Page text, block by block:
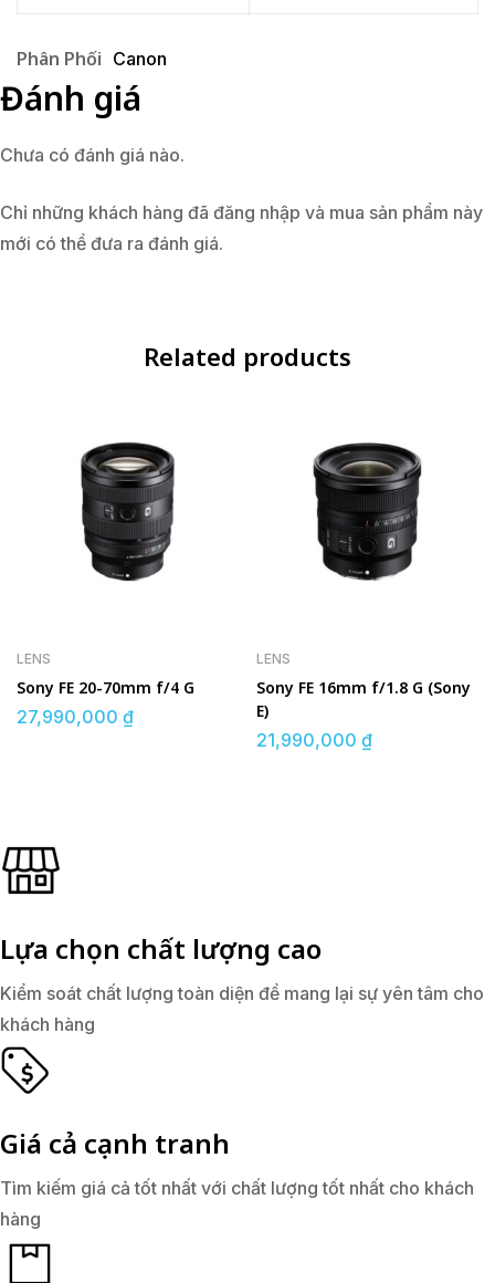
Phân Phối Canon
Đánh giá
Chưa có đánh giá nào.
Chỉ những khách hàng đã đăng nhập và mua sản phẩm này
mới có thể đưa ra đánh giá.
Related products
LENS
Sony FE 20-70mm f/4 G
27,990,000 ₫
LENS
Sony FE 16mm f/1.8 G (Sony
E)
21,990,000 ₫
Lựa chọn chất lượng cao
Kiểm soát chất lượng toàn diện để mang lại sự yên tâm cho
khách hàng
Giá cả cạnh tranh
Tìm kiếm giá cả tốt nhất với chất lượng tốt nhất cho khách
hàng